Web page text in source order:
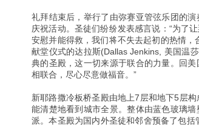
礼拜结束后，举行了由弥赛亚管弦乐团的
庆祝活动。圣徒们纷纷发表感言说：“为了
安慰并能得救，我们将不失去起初的热情
献堂仪式的达拉斯(Dallas Jenkins, 美国温
典的圣殿，这一切来源于联合的力量。回
相联合，尽心尽意做福音。”
新耶路撒冷板桥圣殿由地上7层和地下5层
能清楚地看到城市全景。整体由蓝色玻璃
派。本圣殿为国内外圣徒和邻舍预备了包括